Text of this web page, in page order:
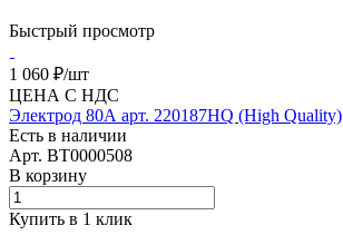
Быстрый просмотр
1 060 ₽/шт
ЦЕНА С НДС
Электрод 80А арт. 220187HQ (High Quality)
Есть в наличии
Арт. BT0000508
В корзину
Купить в 1 клик